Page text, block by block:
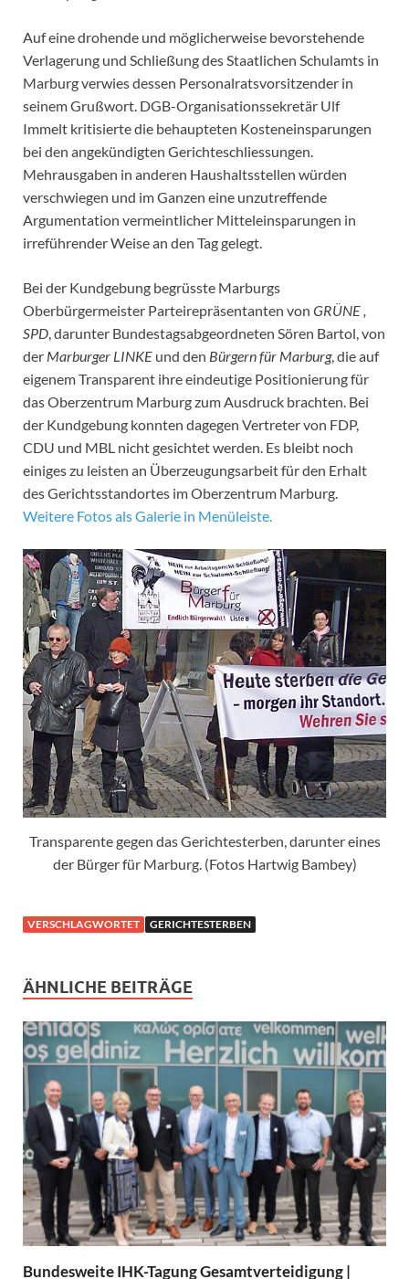
Auf eine drohende und möglicherweise bevorstehende
Verlagerung und Schließung des Staatlichen Schulamts in
Marburg verwies dessen Personalratsvorsitzender in
seinem Grußwort. DGB-Organisationssekretär Ulf
Immelt kritisierte die behaupteten Kosteneinsparungen
bei den angekündigten Gerichteschliessungen.
Mehrausgaben in anderen Haushaltsstellen würden
verschwiegen und im Ganzen eine unzutreffende
Argumentation vermeintlicher Mitteleinsparungen in
irreführender Weise an den Tag gelegt.
Bei der Kundgebung begrüsste Marburgs
Oberbürgermeister Parteirepräsentanten von GRÜNE ,
SPD, darunter Bundestagsabgeordneten Sören Bartol, von
der Marburger LINKE und den Bürgern für Marburg, die auf
eigenem Transparent ihre eindeutige Positionierung für
das Oberzentrum Marburg zum Ausdruck brachten. Bei
der Kundgebung konnten dagegen Vertreter von FDP,
CDU und MBL nicht gesichtet werden. Es bleibt noch
einiges zu leisten an Überzeugungsarbeit für den Erhalt
des Gerichtsstandortes im Oberzentrum Marburg.
Weitere Fotos als Galerie in Menüleiste.
Transparente gegen das Gerichtesterben, darunter eines
der Bürger für Marburg. (Fotos Hartwig Bambey)
VERSCHLAGWORTET GERICHTESTERBEN
ÄHNLICHE BEITRÄGE
Bundesweite IHK-Tagung Gesamtverteidigung |